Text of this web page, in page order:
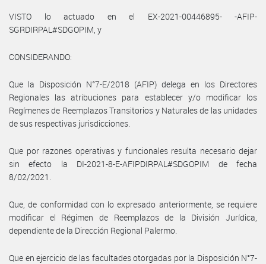
VISTO lo actuado en el EX-2021-00446895- -AFIP-
SGRDIRPAL#SDGOPIM, y
CONSIDERANDO:
Que la Disposición N°7-E/2018 (AFIP) delega en los Directores
Regionales las atribuciones para establecer y/o modificar los
Regímenes de Reemplazos Transitorios y Naturales de las unidades
de sus respectivas jurisdicciones.
Que por razones operativas y funcionales resulta necesario dejar
sin efecto la DI-2021-8-E-AFIPDIRPAL#SDGOPIM de fecha
8/02/2021.
Que, de conformidad con lo expresado anteriormente, se requiere
modificar el Régimen de Reemplazos de la División Jurídica,
dependiente de la Dirección Regional Palermo.
Que en ejercicio de las facultades otorgadas por la Disposición N°7-